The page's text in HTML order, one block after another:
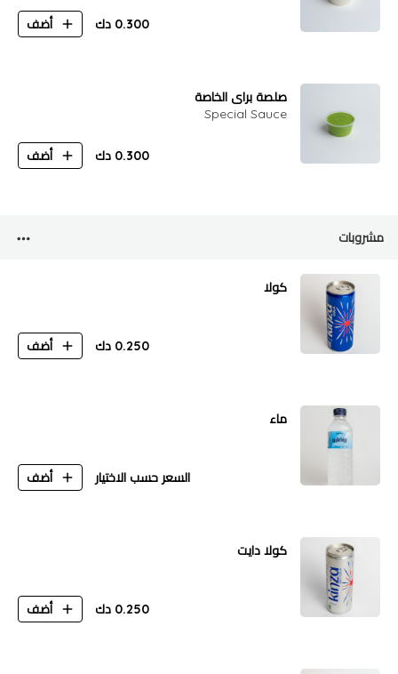
0.300 دك أضف
صلصة براي الخاصة
Special Sauce
0.300 دك أضف
مشروبات
كولا
0.250 دك أضف
ماء
السعر حسب الاختيار أضف
كولا دايت
0.250 دك أضف